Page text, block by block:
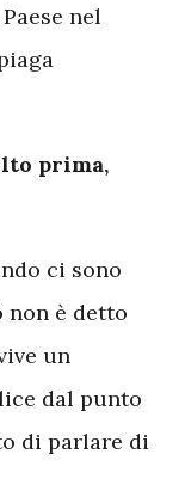
nel
prima,
ci sono
non è detto
un
dal punto
di parlare di